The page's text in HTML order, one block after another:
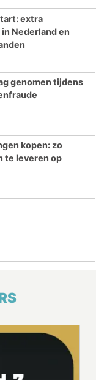
extra
Nederland en
genomen tijdens
kopen: zo
te leveren op